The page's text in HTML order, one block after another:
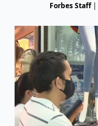
Forbes Staff|